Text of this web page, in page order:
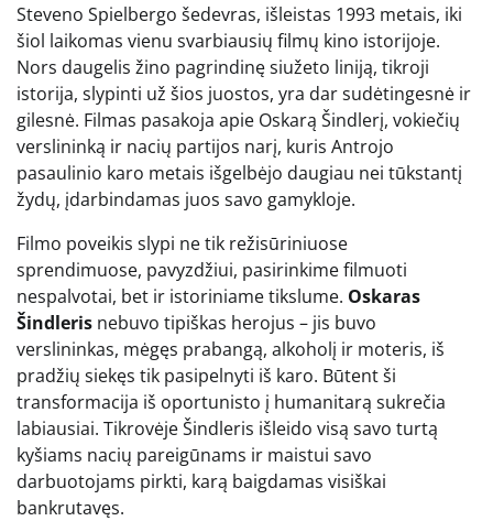
Steveno Spielbergo šedevras, išleistas 1993 metais, iki
šiol laikomas vienu svarbiausių filmų kino istorijoje.
Nors daugelis žino pagrindinę siužeto liniją, tikroji
istorija, slypinti už šios juostos, yra dar sudėtingesnė ir
gilesnė. Filmas pasakoja apie Oskarą Šindlerį, vokiečių
verslininką ir nacių partijos narį, kuris Antrojo
pasaulinio karo metais išgelbėjo daugiau nei tūkstantį
žydų, įdarbindamas juos savo gamykloje.
Filmo poveikis slypi ne tik režisūriniuose
sprendimuose, pavyzdžiui, pasirinkime filmuoti
nespalvotai, bet ir istoriniame tikslume. Oskaras
Šindleris nebuvo tipiškas herojus – jis buvo
verslininkas, mėgęs prabangą, alkoholį ir moteris, iš
pradžių siekęs tik pasipelnyti iš karo. Būtent ši
transformacija iš oportunisto į humanitarą sukrečia
labiausiai. Tikrovėje Šindleris išleido visą savo turtą
kyšiams nacių pareigūnams ir maistui savo
darbuotojams pirkti, karą baigdamas visiškai
bankrutavęs.